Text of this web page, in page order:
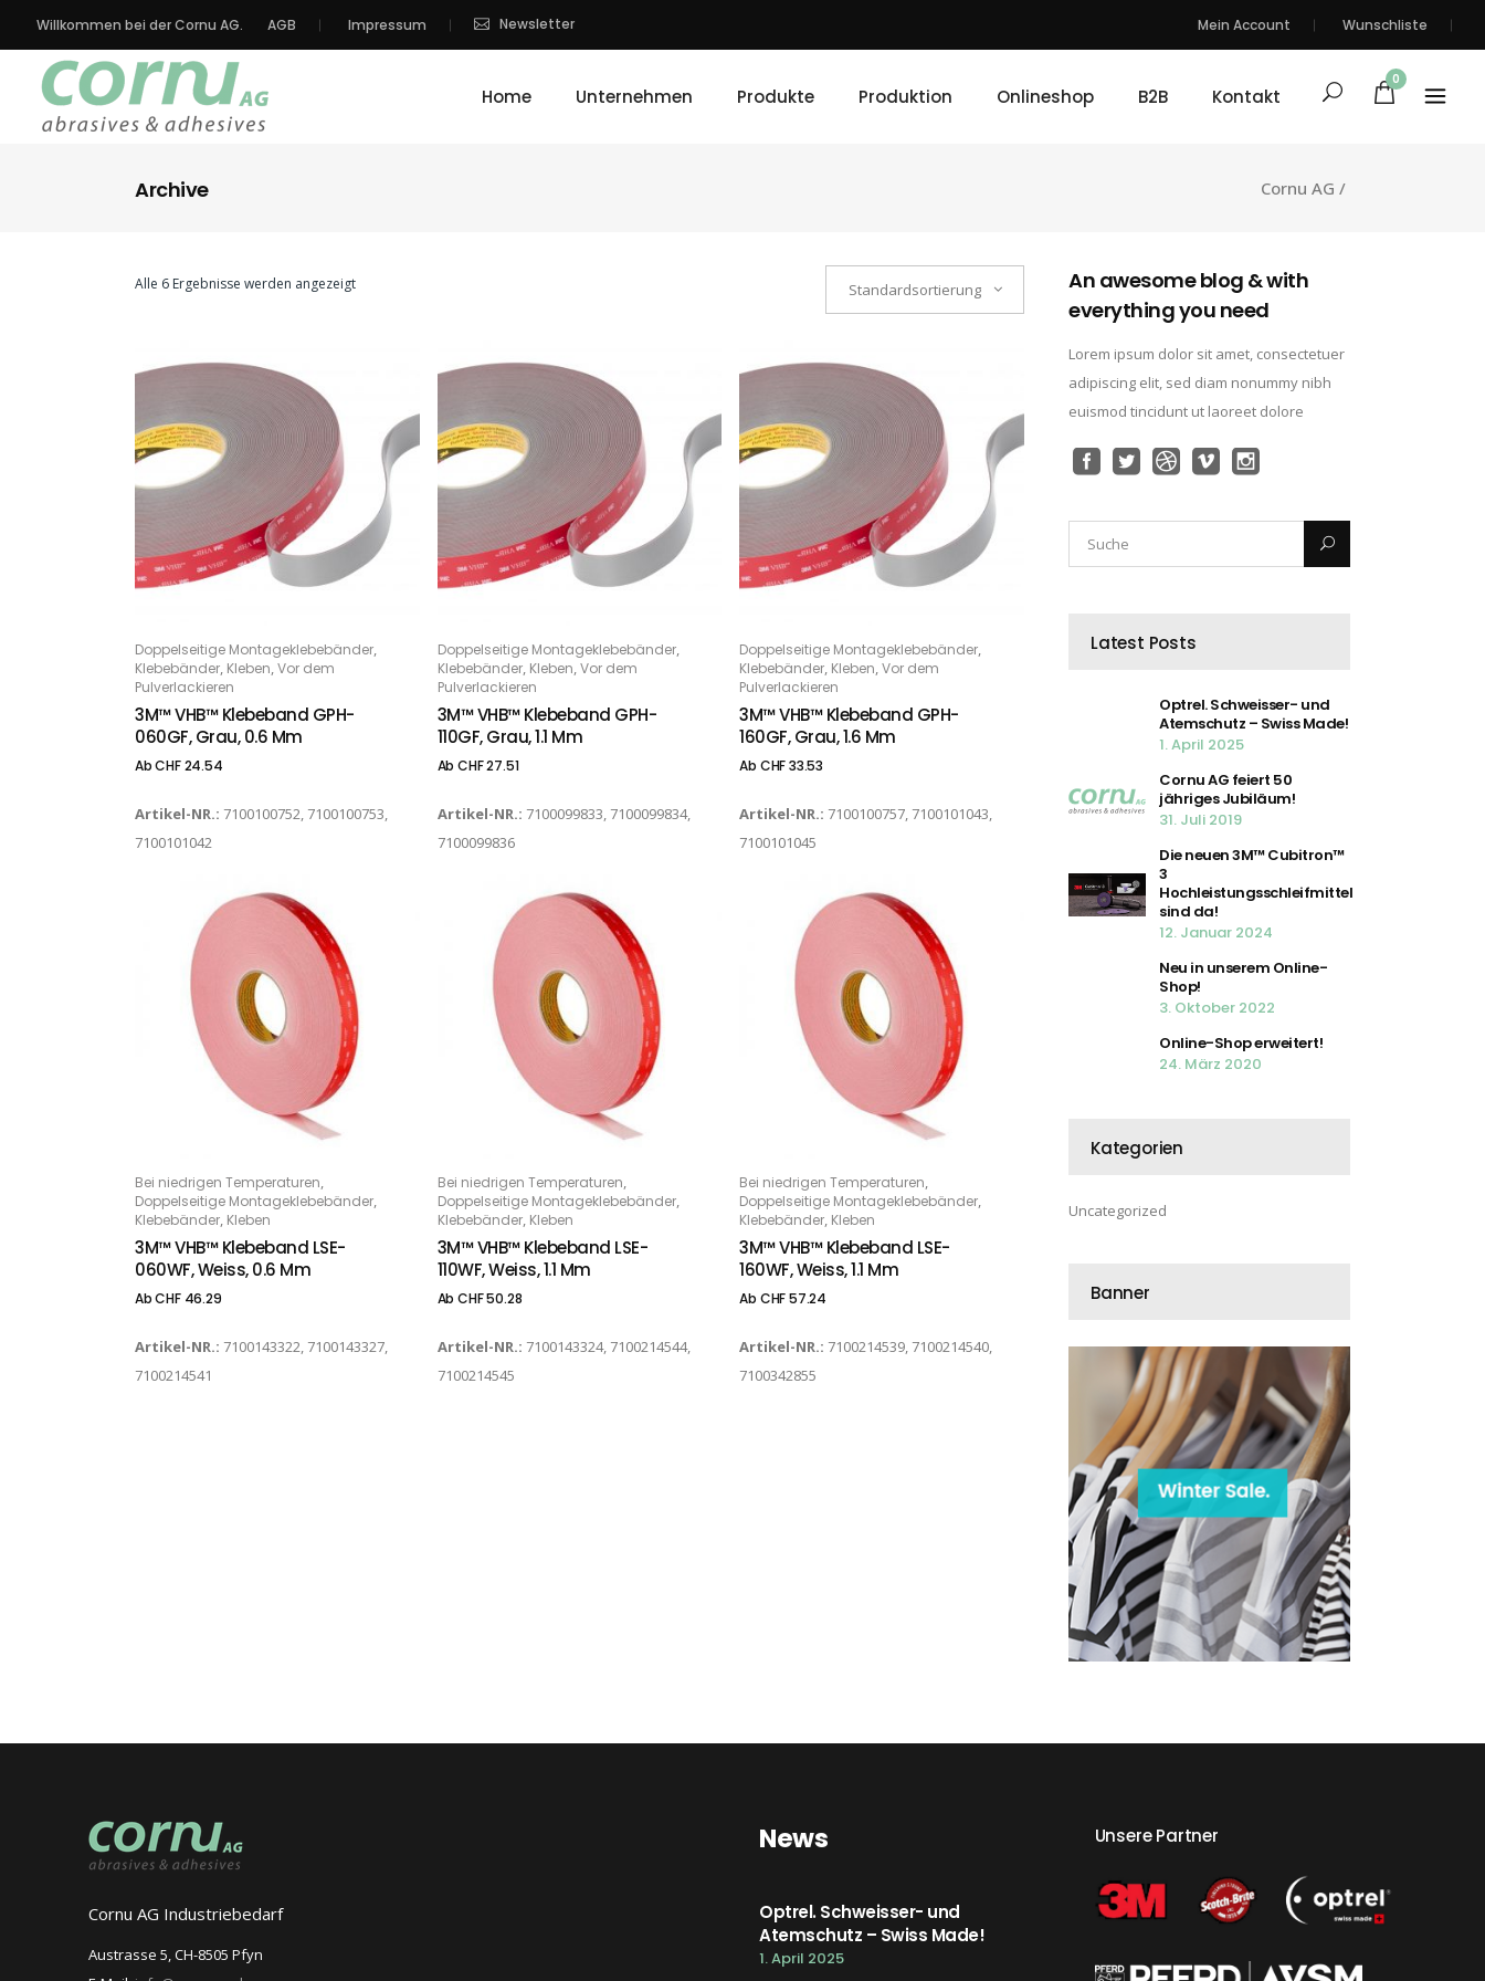
Willkommen bei der Cornu AG. AGB Impressum Newsletter Mein Account Wunschliste
Home Unternehmen Produkte Produktion Onlineshop B2B Kontakt
0
Archive Cornu AG /
Alle 6 Ergebnisse werden angezeigt Standardsortierung
OPTIONS
Doppelseitige Montageklebebänder
Klebebänder Kleben Vor dem
Pulverlackieren
3M™ VHB™ Klebeband GPH-
060GF, Grau, 0.6 Mm
AbCHF24.54
Artikel-NR.: 7100100752, 7100100753,
7100101042
OPTIONS
Doppelseitige Montageklebebänder,
Klebebänder, Kleben Vor dem
Pulverlackieren
3M™ VHB™ Klebeband GPH-
110GF, Grau, 1.1 Mm
AbCHF27.51
Artikel-NR.: 7100099833, 7100099834,
7100099836
OPTIONS
Doppelseitige Montageklebebänder
Klebebänder Kleben ,Vor dem
Pulverlackieren
3M™ VHB™ Klebeband GPH-
160GF, Grau, 1.6 Mm
Ab CHF33.53
Artikel-NR.: 7100100757, 7100101043,
7100101045
OPTIONS
Bei niedrigen Temperaturen,
Doppelseitige Montageklebebänder,
Klebebänder, Kleben
3M™ VHB™ Klebeband LSE-
060WF, Weiss, 0.6 Mm
AbCHF46.29
Artikel-NR.: 7100143322, 7100143327,
7100214541
OPTIONS
Bei niedrigen Temperaturen,
Doppelseitige Montageklebebänder,
Klebebänder, Kleben
3M™ VHB™ Klebeband LSE-
110WF, Weiss, 1.1 Mm
AbCHF50.28
Artikel-NR.: 7100143324, 7100214544,
7100214545
OPTIONS
Bei niedrigen Temperaturen,
Doppelseitige Montageklebebänder,
Klebebänder, Kleben
3M™ VHB™ Klebeband LSE-
160WF, Weiss, 1.1 Mm
Ab CHF57.24
Artikel-NR.: 7100214539, 7100214540,
7100342855
An awesome blog & with
everything you need
Lorem ipsum dolor sit amet, consectetuer
adipiscing elit, sed diam nonummy nibh
euismod tincidunt ut laoreet dolore
Latest Posts
Optrel. Schweisser- und
Atemschutz – Swiss Made!
1. April 2025
Cornu AG feiert 50
jähriges Jubiläum!
31. Juli 2019
Die neuen 3M™ Cubitron™
3
Hochleistungsschleifmittel
sind da!
12. Januar 2024
Neu in unserem Online-
Shop!
3. Oktober 2022
Online-Shop erweitert!
24. März 2020
Kategorien
Uncategorized
Banner
Cornu AG Industriebedarf
Austrasse 5, CH-8505 Pfyn
News
Optrel. Schweisser- und
Atemschutz – Swiss Made!
1. April 2025
Unsere Partner